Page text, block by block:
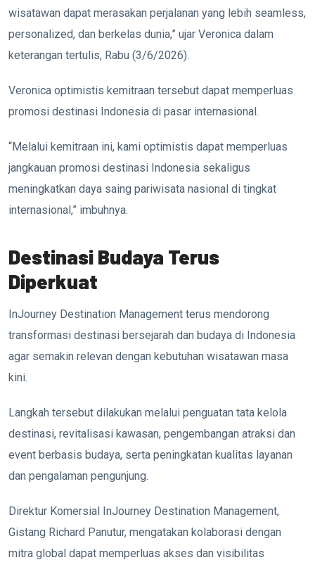
wisatawan dapat merasakan perjalanan yang lebih seamless,
personalized, dan berkelas dunia,” ujar Veronica dalam
keterangan tertulis, Rabu (3/6/2026).
Veronica optimistis kemitraan tersebut dapat memperluas
promosi destinasi Indonesia di pasar internasional.
“Melalui kemitraan ini, kami optimistis dapat memperluas
jangkauan promosi destinasi Indonesia sekaligus
meningkatkan daya saing pariwisata nasional di tingkat
internasional,” imbuhnya.
Destinasi Budaya Terus
Diperkuat
InJourney Destination Management terus mendorong
transformasi destinasi bersejarah dan budaya di Indonesia
agar semakin relevan dengan kebutuhan wisatawan masa
kini.
Langkah tersebut dilakukan melalui penguatan tata kelola
destinasi, revitalisasi kawasan, pengembangan atraksi dan
event berbasis budaya, serta peningkatan kualitas layanan
dan pengalaman pengunjung.
Direktur Komersial InJourney Destination Management,
Gistang Richard Panutur, mengatakan kolaborasi dengan
mitra global dapat memperluas akses dan visibilitas